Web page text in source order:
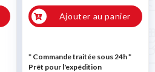
Ajouter au panier
* Commande traitée sous 24h*
Prêt pour l'expédition